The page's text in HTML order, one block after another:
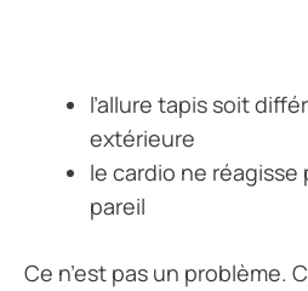
l’allure tapis soit
extérieure
le cardio ne
pareil
Ce n’est pas un problème.